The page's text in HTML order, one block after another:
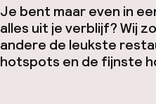
Je bent maar even in
alles uit je verblijf? Wij
andere de leukste
hotspots en de fijnste